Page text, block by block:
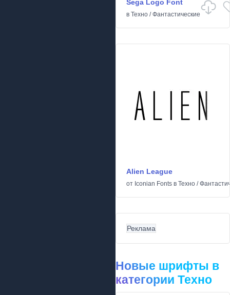
Sega Logo Font
в Техно /Фантастические
Alien League
от Iconian Fonts в Техно /
Реклама
Новые шрифты в
категории Техно